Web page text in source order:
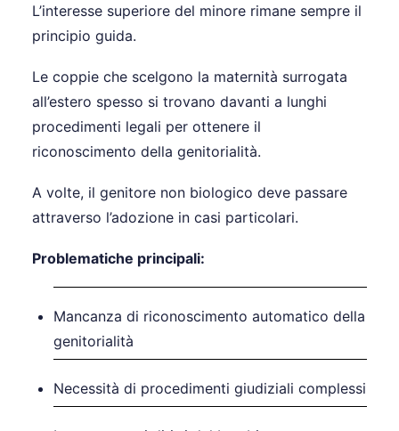
L’interesse superiore del minore rimane sempre il
principio guida.
Le coppie che scelgono la maternità surrogata
all’estero spesso si trovano davanti a lunghi
procedimenti legali per ottenere il
riconoscimento della genitorialità.
A volte, il genitore non biologico deve passare
attraverso l’adozione in casi particolari.
Problematiche principali:
Mancanza di riconoscimento automatico della
genitorialità
Necessità di procedimenti giudiziali complessi